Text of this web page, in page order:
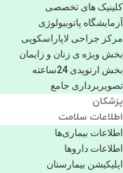
کلینیک های تخصصی
آزمایشگاه پاتوبیولوژی
مرکز جراحی لاپاراسکوپی
بخش ویژه ی زنان و زایمان
بخش ارتوپدی 24ساعته
تصویربرداری جامع
پزشكان
اطلاعات سلامت
اطلاعات بیماری‌ها
اطلاعات دارو‌ها
اپليكيشن بيمارستان